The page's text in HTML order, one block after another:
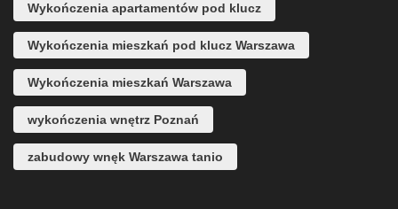
Wykończenia apartamentów pod klucz
Wykończenia mieszkań pod klucz Warszawa
Wykończenia mieszkań Warszawa
wykończenia wnętrz Poznań
zabudowy wnęk Warszawa tanio